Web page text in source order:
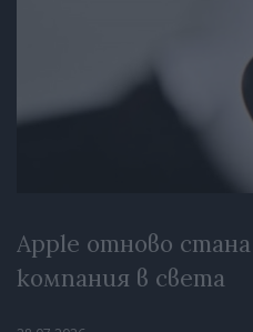
Apple отново
компания в света